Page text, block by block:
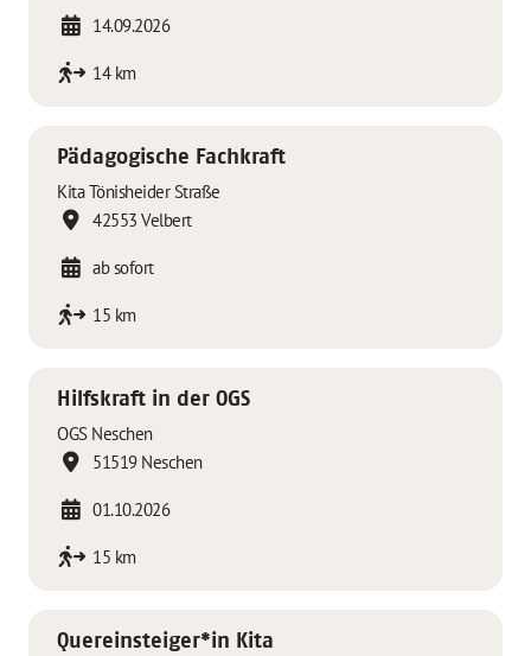
14.09.2026
14 km
Pädagogische Fachkraft
Kita Tönisheider Straße
42553 Velbert
ab sofort
15 km
Hilfskraft in der OGS
OGS Neschen
51519 Neschen
01.10.2026
15 km
Quereinsteiger*in Kita